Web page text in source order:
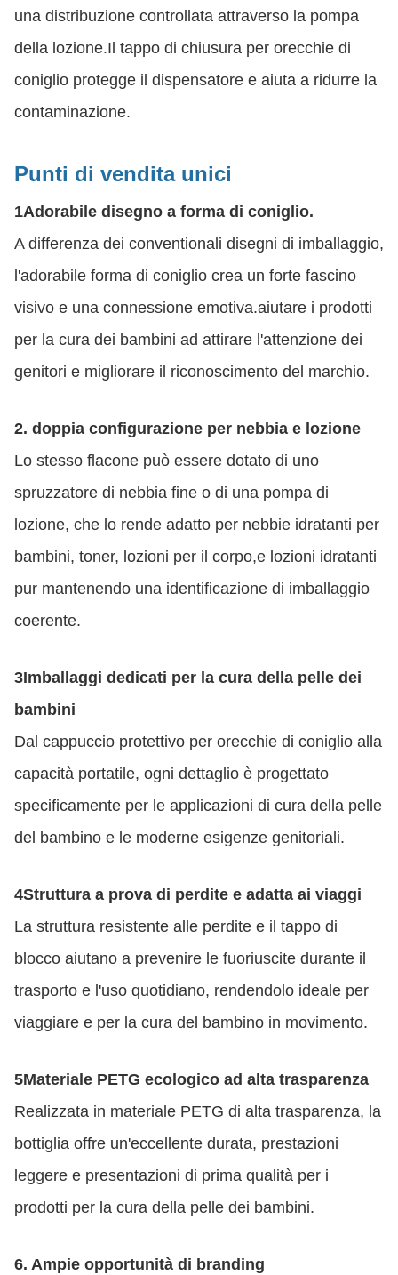
una distribuzione controllata attraverso la pompa
della lozione.Il tappo di chiusura per orecchie di
coniglio protegge il dispensatore e aiuta a ridurre la
contaminazione.
Punti di vendita unici
1Adorabile disegno a forma di coniglio.
A differenza dei conventionali disegni di imballaggio,
l'adorabile forma di coniglio crea un forte fascino
visivo e una connessione emotiva.aiutare i prodotti
per la cura dei bambini ad attirare l'attenzione dei
genitori e migliorare il riconoscimento del marchio.
2. doppia configurazione per nebbia e lozione
Lo stesso flacone può essere dotato di uno
spruzzatore di nebbia fine o di una pompa di
lozione, che lo rende adatto per nebbie idratanti per
bambini, toner, lozioni per il corpo,e lozioni idratanti
pur mantenendo una identificazione di imballaggio
coerente.
3Imballaggi dedicati per la cura della pelle dei
bambini
Dal cappuccio protettivo per orecchie di coniglio alla
capacità portatile, ogni dettaglio è progettato
specificamente per le applicazioni di cura della pelle
del bambino e le moderne esigenze genitoriali.
4Struttura a prova di perdite e adatta ai viaggi
La struttura resistente alle perdite e il tappo di
blocco aiutano a prevenire le fuoriuscite durante il
trasporto e l'uso quotidiano, rendendolo ideale per
viaggiare e per la cura del bambino in movimento.
5Materiale PETG ecologico ad alta trasparenza
Realizzata in materiale PETG di alta trasparenza, la
bottiglia offre un'eccellente durata, prestazioni
leggere e presentazioni di prima qualità per i
prodotti per la cura della pelle dei bambini.
6. Ampie opportunità di branding